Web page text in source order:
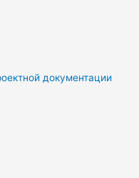
документации